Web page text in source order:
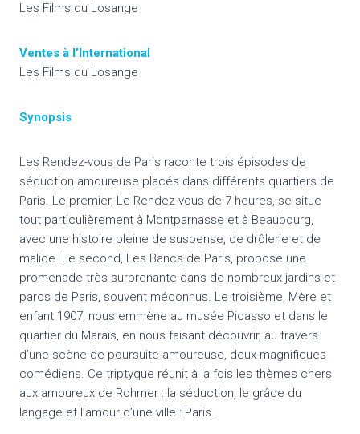
Les Films du Losange
Ventes à l’International
Les Films du Losange
Synopsis
Les Rendez-vous de Paris raconte trois épisodes de
séduction amoureuse placés dans différents quartiers de
Paris. Le premier, Le Rendez-vous de 7 heures, se situe
tout particulièrement à Montparnasse et à Beaubourg,
avec une histoire pleine de suspense, de drôlerie et de
malice. Le second, Les Bancs de Paris, propose une
promenade très surprenante dans de nombreux jardins et
parcs de Paris, souvent méconnus. Le troisième, Mère et
enfant 1907, nous emmène au musée Picasso et dans le
quartier du Marais, en nous faisant découvrir, au travers
d’une scène de poursuite amoureuse, deux magnifiques
comédiens. Ce triptyque réunit à la fois les thèmes chers
aux amoureux de Rohmer : la séduction, le grâce du
langage et l’amour d’une ville : Paris.